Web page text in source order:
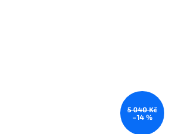
5 040 Kč
–14 %